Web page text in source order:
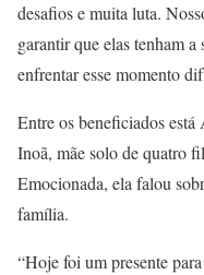
desafios e muita luta.
garantir que elas tenham
enfrentar esse momento
Entre os beneficiados
Inoã, mãe solo de quatro
Emocionada, ela falou
família.
“Hoje foi um presente